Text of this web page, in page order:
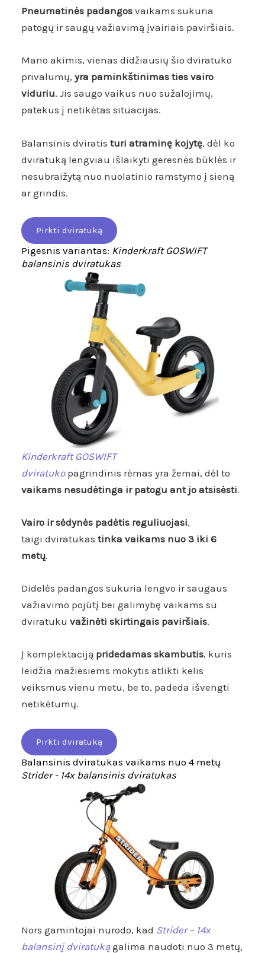
Pneumatinės padangos vaikams sukuria
patogų ir saugų važiavimą įvairiais paviršiais.
Mano akimis, vienas didžiausių šio dviratuko
privalumų,yra paminkštinimas ties vairo
viduriu. Jis saugo vaikus nuo sužalojimų,
patekus į netikėtas situacijas.
Balansinis dviratisturi atraminę kojytę, dėl ko
dviratuką lengviau išlaikyti geresnės būklės ir
nesubraižytą nuo nuolatinio ramstymo į sieną
ar grindis.
Pirkti dviratuką
Pigesnis variantas: Kinderkraft GOSWIFT
balansinis dviratukas
Kinderkraft GOSWIFT
dviratuko pagrindinis rėmas yra žemai, dėl to
vaikams nesudėtinga ir patogu ant jo atsisėsti.
Vairo ir sėdynės padėtis reguliuojasi,
taigi dviratukas tinka vaikams nuo 3 iki 6
metų.
Didelės padangos sukuria lengvo ir saugaus
važiavimo pojūtį bei galimybę vaikams su
dviratukuvažinėti skirtingais paviršiais.
Į komplektaciją pridedamas skambutis, kuris
leidžia mažiesiems mokytis atlikti kelis
veiksmus vienu metu, be to, padeda išvengti
netikėtumų.
Pirkti dviratuką
Balansinis dviratukas vaikams nuo 4 metų
Strider - 14x balansinis dviratukas
Nors gamintojai nurodo, kad Strider – 14x
balansinį dviratukągalima naudoti nuo 3 metų,